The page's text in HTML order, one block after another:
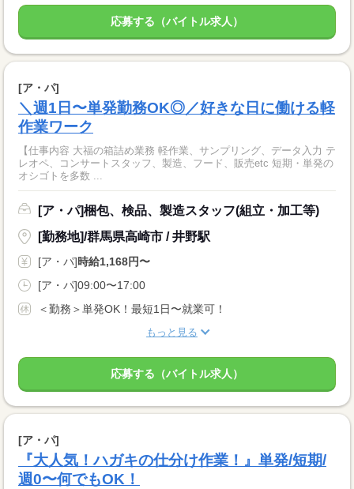
応募する（バイトル求人）
[ア・パ]
＼週1日〜単発勤務OK◎／好きな日に働ける軽
作業ワーク
【仕事内容 大福の箱詰め業務 軽作業、サンプリング、データ入力 テ
レオペ、コンサートスタッフ、製造、フード、販売etc 短期・単発の
オシゴトを多数 ...
[ア・パ]梱包、検品、製造スタッフ(組立・加工等)
[勤務地]/群馬県高崎市 / 井野駅
[ア・パ]時給1,168円〜
[ア・パ]09:00〜17:00
＜勤務＞単発OK！最短1日〜就業可！
もっと見る
応募する（バイトル求人）
[ア・パ]
『大人気！ハガキの仕分け作業！』単発/短期/
週0〜何でもOK！